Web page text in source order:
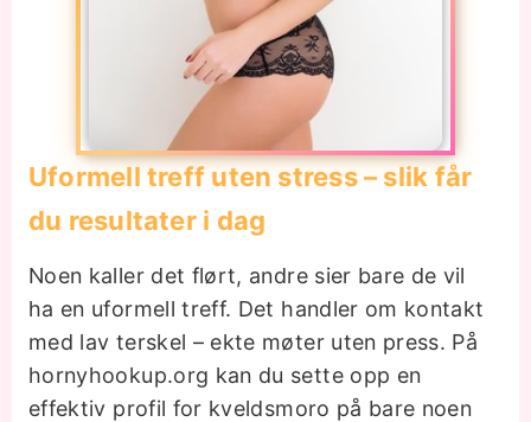
Uformell treff uten stress – slik får
du resultater i dag
Noen kaller det flørt, andre sier bare de vil
ha en uformell treff. Det handler om kontakt
med lav terskel – ekte møter uten press. På
hornyhookup.org kan du sette opp en
effektiv profil for kveldsmoro på bare noen